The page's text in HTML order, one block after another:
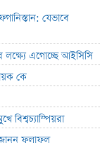
যেভাবে
লক্ষ্যে এগোচ্ছে আইসিসি
কে
বিশ্বচ্যাম্পিয়রা